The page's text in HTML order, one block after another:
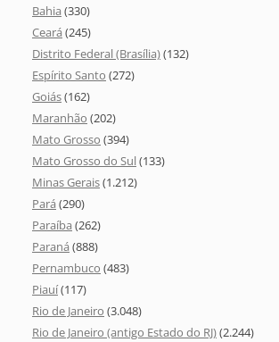
Bahia (330)
Ceará (245)
Distrito Federal (Brasília)(132)
Espírito Santo (272)
Goiás(162)
Maranhão (202)
Mato Grosso (394)
Mato Grosso do Sul(133)
Minas Gerais(1.212)
Pará (290)
Paraíba (262)
Paraná (888)
Pernambuco (483)
Piauí(117)
Rio de Janeiro (3.048)
Rio de Janeiro (antigo Estado do RJ)(2.244)